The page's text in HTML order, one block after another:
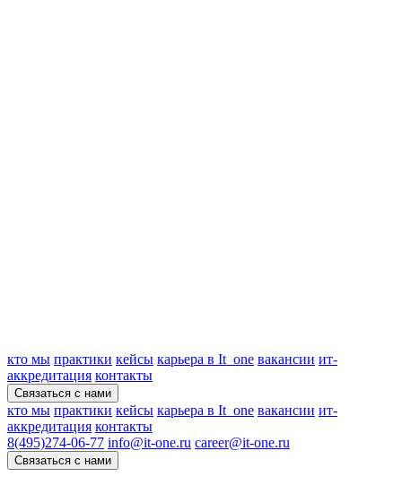
кто мы практики кейсы карьера в It_one вакансии ит-
аккредитация контакты
Связаться с нами
кто мы практики кейсы карьера в It_one вакансии ит-
аккредитация контакты
8(495)274-06-77 info@it-one.ru career@it-one.ru
Связаться с нами